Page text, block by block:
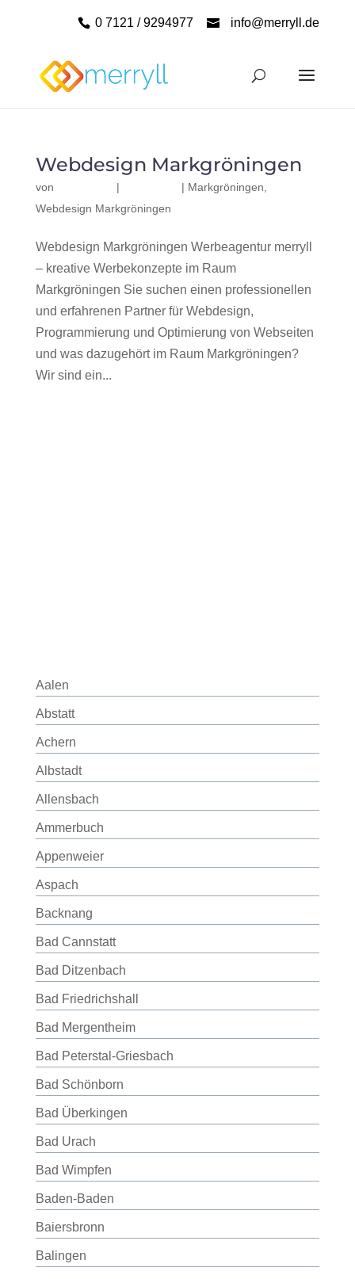
0 7121 / 9294977 info@merryll.de
Webdesign Markgröningen
von | | Markgröningen
Webdesign Markgröningen
Webdesign Markgröningen Werbeagentur merryll
– kreative Werbekonzepte im Raum
Markgröningen Sie suchen einen professionellen
und erfahrenen Partner für Webdesign,
Programmierung und Optimierung von Webseiten
und was dazugehört im Raum Markgröningen?
Wir sind ein...
Aalen
Abstatt
Achern
Albstadt
Allensbach
Ammerbuch
Appenweier
Aspach
Backnang
Bad Cannstatt
Bad Ditzenbach
Bad Friedrichshall
Bad Mergentheim
Bad Peterstal-Griesbach
Bad Schönborn
Bad Überkingen
Bad Urach
Bad Wimpfen
Baden-Baden
Baiersbronn
Balingen